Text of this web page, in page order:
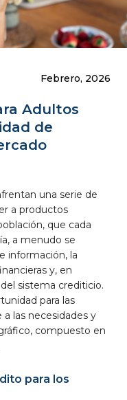
Febrero, 2026
Adultos
de
una serie de
a productos
que cada
a menudo se
información, la
y, en
sistema crediticio.
para las
las necesidades y
compuesto en
para los